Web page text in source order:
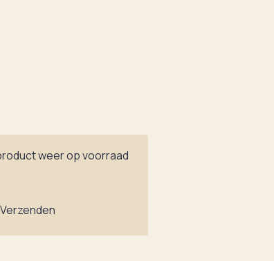
weer op voorraad
Verzenden